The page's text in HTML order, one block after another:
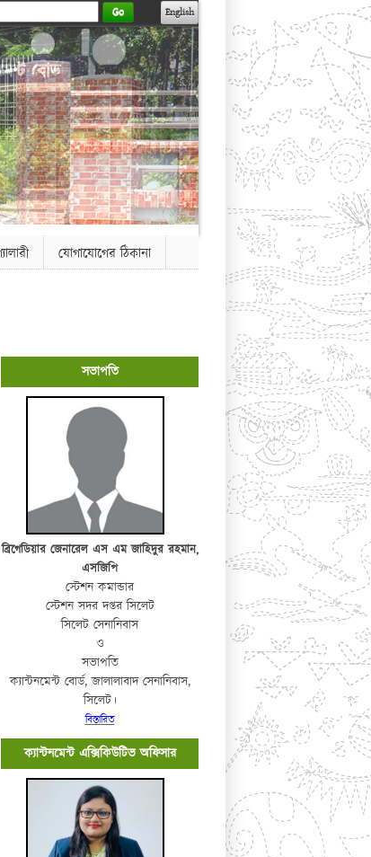
Go English
যোগাযোগের ঠিকানা
সভাপতি
ব্রিগেডিয়ার জেনারেল এস এম জাহিদুর রহমান,
এসজিপি
স্টেশন কমান্ডার
স্টেশন সদর দপ্তর সিলেট
সিলেট সেনানিবাস
ও
সভাপতি
ক্যান্টনমেন্ট বোর্ড, জালালাবাদ সেনানিবাস,
সিলেট।
বিস্তারিত
ক্যান্টনমেন্ট এক্সিকিউটিভ অফিসার